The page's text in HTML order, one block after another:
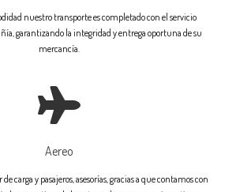
nuestro transporte es completado con el servicio
garantizando la integridad y entrega oportuna de su
mercancía.
Aereo
carga y pasajeros, asesorías, gracias a que contamos con